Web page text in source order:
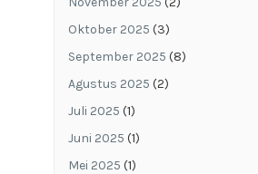
Oktober 2025 (3)
September 2025 (8)
Agustus 2025 (2)
Juli 2025 (1)
Juni 2025 (1)
Mei 2025 (1)